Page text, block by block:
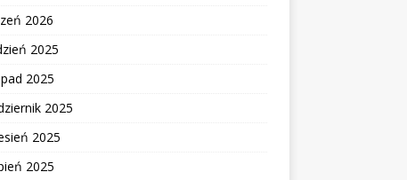
2026
2025
2025
2025
2025
2025